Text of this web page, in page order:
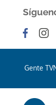
Gente